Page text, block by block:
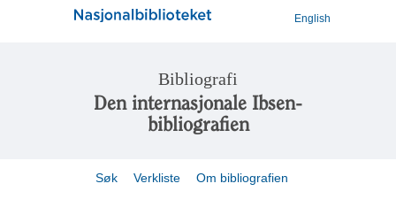
English
Bibliografi
Den internasjonale Ibsen-
bibliografien
Søk Verkliste Om bibliografien